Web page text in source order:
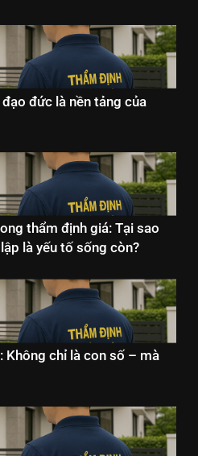
đức là nền tảng của
thẩm định giá: Tại sao
là yếu tố sống còn?
Không chỉ là con số – mà